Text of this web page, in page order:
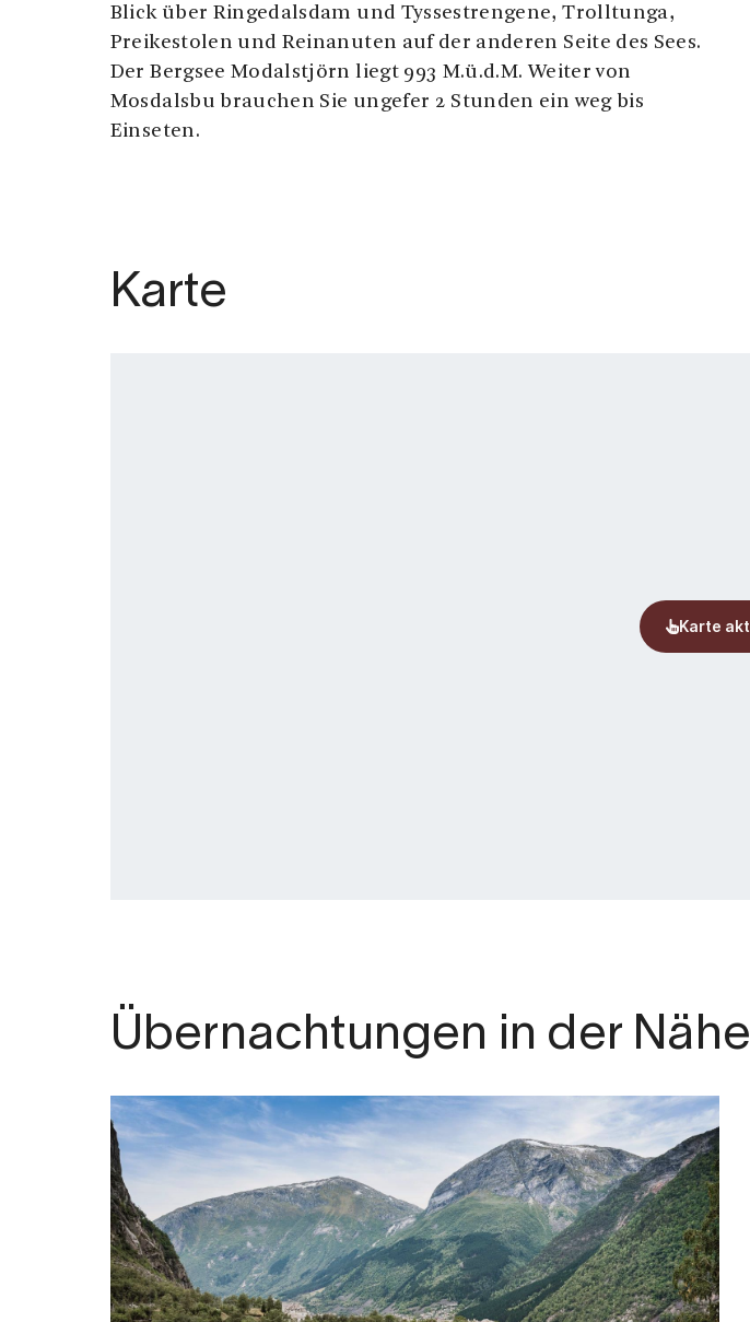
Blick über Ringedalsdam und Tyssestrengene, Trolltunga,
Preikestolen und Reinanuten auf der anderen Seite des Sees.
Der Bergsee Modalstjörn liegt 993 M.ü.d.M. Weiter von
Mosdalsbu brauchen Sie ungefer 2 Stunden ein weg bis
Einseten.
Karte
Übernachtungen in der Nähe